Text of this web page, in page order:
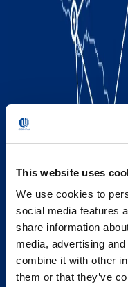
This website uses
We use cookies to
social media features
share information
media, advertising
combine it with other
them or that they’ve